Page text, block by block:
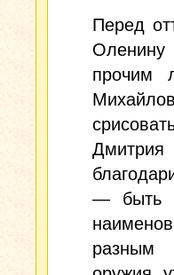
Перед
Оленину
прочим
Дмитрия
— быть
разным